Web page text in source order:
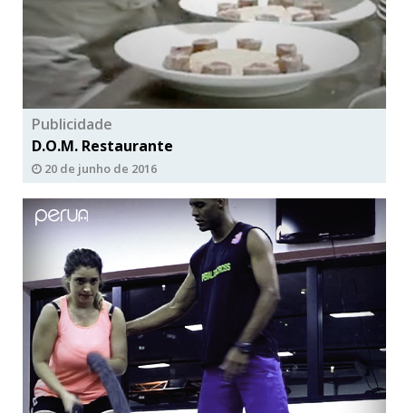
Publicidade
D.O.M. Restaurante
20 de junho de 2016